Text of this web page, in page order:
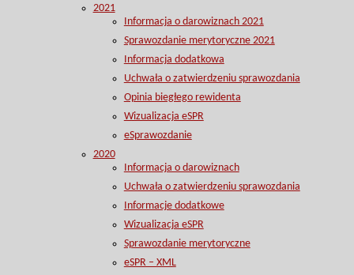
2021
Informacja o darowiznach 2021
Sprawozdanie merytoryczne 2021
Informacja dodatkowa
Uchwała o zatwierdzeniu sprawozdania
Opinia biegłego rewidenta
Wizualizacja eSPR
eSprawozdanie
2020
Informacja o darowiznach
Uchwała o zatwierdzeniu sprawozdania
Informacje dodatkowe
Wizualizacja eSPR
Sprawozdanie merytoryczne
eSPR – XML